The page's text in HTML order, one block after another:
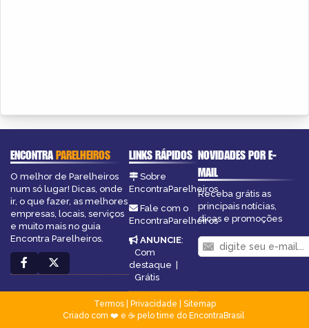
ENCONTRAPARELHEIROS
O melhor de Parelheiros
num só lugar! Dicas, onde
ir, o que fazer, as melhores
empresas, locais, serviços
e muito mais no guia
Encontra Parelheiros.
LINKS RÁPIDOS
Sobre
EncontraParelheiros
Fale com o
EncontraParelheiros
ANUNCIE:
Com
destaque |
Grátis
NOVIDADES POR E-
MAIL
Receba grátis as
principais notícias,
dicas e promoções
Termos| Privacidade
Sitemap
Criado com ❤️ e ☕ pelo time do EncontraBrasil